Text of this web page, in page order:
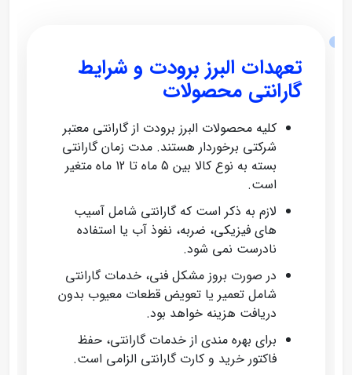
تعهدات البرز برودت و شرایط
گارانتی محصولات
کلیه محصولات البرز برودت از گارانتی معتبر
شرکتی برخوردار هستند. مدت زمان گارانتی
بسته به نوع کالا بین 5 ماه تا 12 ماه متغیر
است.
لازم به ذکر است که گارانتی شامل آسیب‌
های فیزیکی، ضربه، نفوذ آب یا استفاده
نادرست نمی‌ شود.
در صورت بروز مشکل فنی، خدمات گارانتی
شامل تعمیر یا تعویض قطعات معیوب بدون
دریافت هزینه خواهد بود.
برای بهره‌ مندی از خدمات گارانتی، حفظ
فاکتور خرید و کارت گارانتی الزامی است.